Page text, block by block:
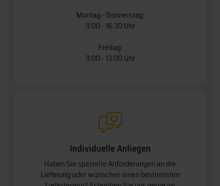
Montag - Donnerstag:
9:00 - 16:30 Uhr
Freitag:
9:00 - 13:00 Uhr
Individuelle Anliegen
Haben Sie spezielle Anforderungen an die
Lieferung oder wünschen einen bestimmten